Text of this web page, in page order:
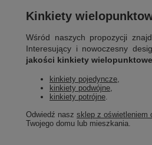
Kinkiety
Wśród naszych propozycji
Interesujący i nowoczesny
jakości kinkiety wielopunktowe
kinkiety pojedyncze,
kinkiety podwójne,
kinkiety potrójne.
Odwiedź nasz sklep z oświetleniem
Twojego domu lub mieszkania.